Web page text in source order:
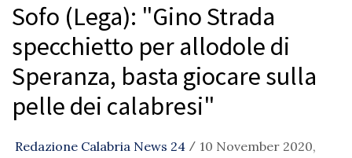
Sofo (Lega): "Gino Strada
specchietto per allodole di
Speranza, basta giocare sulla
pelle dei calabresi"
Redazione Calabria News 24 / 10 November 2020,